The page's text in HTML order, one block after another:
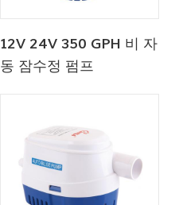
12V 24V 350 GPH 비 자
동 잠수정 펌프